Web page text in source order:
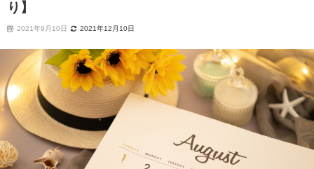
り】
2021年9月10日 2021年12月10日